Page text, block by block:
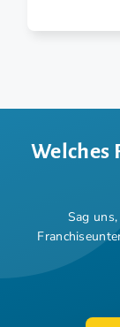
Welches
Sag